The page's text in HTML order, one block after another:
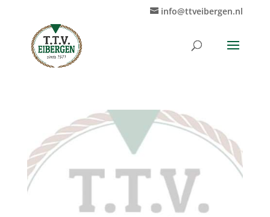
info@ttveibergen.nl